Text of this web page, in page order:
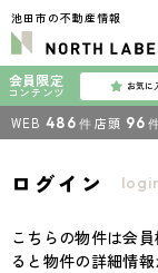
池田市の不動産情報
会員限定
コンテンツ お気に
WEB 486 件 店頭 96
ログイン
こちらの物件は会
ると物件の詳細情報